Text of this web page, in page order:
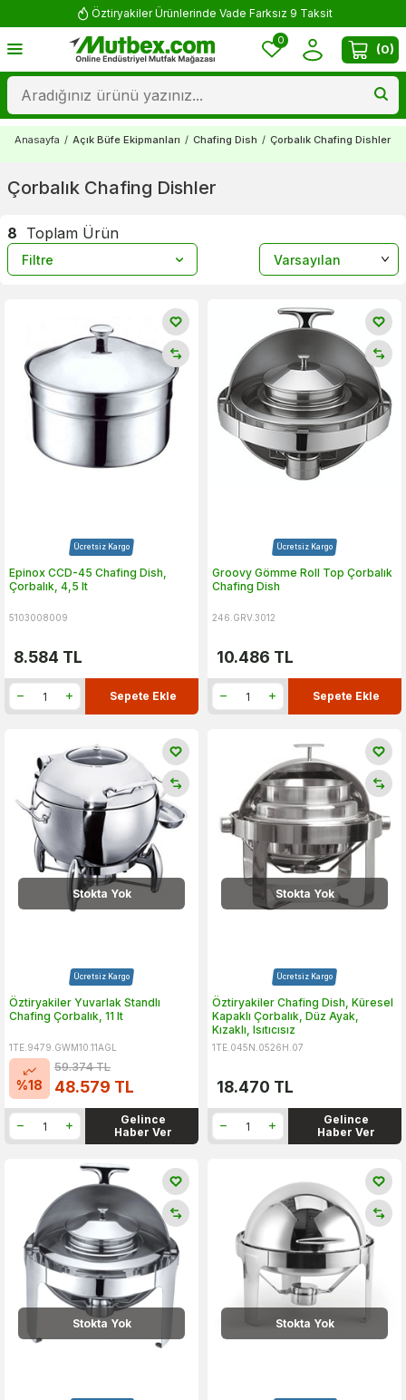
Öztiryakiler Ürünlerinde Vade Farksız 9 Taksit
0
(0)
Anasayfa / Açık Büfe Ekipmanları / Chafing Dish / Çorbalık Chafing Dishler
Çorbalık Chafing Dishler
8 Toplam Ürün
Filtre
Ücretsiz Kargo
Epinox CCD-45 Chafing Dish,
Çorbalık, 4,5 lt
5103008009
8.584 TL
Sepete Ekle
Ücretsiz Kargo
Groovy Gömme Roll Top Çorbalık
Chafing Dish
246.GRV.3012
10.486 TL
Sepete Ekle
Stokta Yok
Ücretsiz Kargo
Öztiryakiler Yuvarlak Standlı
Chafing Çorbalık, 11 lt
1TE.9479.GWM10.11AGL
%18
59.374TL
48.579 TL
Gelince
Haber Ver
Stokta Yok
Ücretsiz Kargo
Öztiryakiler Chafing Dish, Küresel
Kapaklı Çorbalık, Düz Ayak,
Kızaklı, Isıtıcısız
1TE.045N.0526H.07
18.470 TL
Gelince
Haber Ver
Stokta Yok Stokta Yok